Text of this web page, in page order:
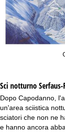
Sci notturno
Dopo Capodanno,
un'area sciistica
sciatori che non ne
e hanno ancora